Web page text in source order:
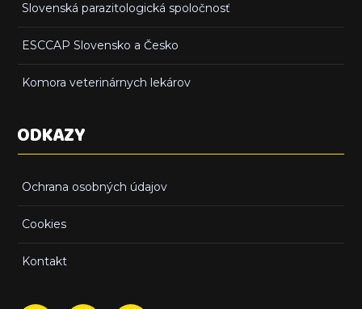
Slovenská parazitologická spoločnosť
ESCCAP Slovensko a Česko
Komora veterinárnych lekárov
ODKAZY
Ochrana osobných údajov
Cookies
Kontakt